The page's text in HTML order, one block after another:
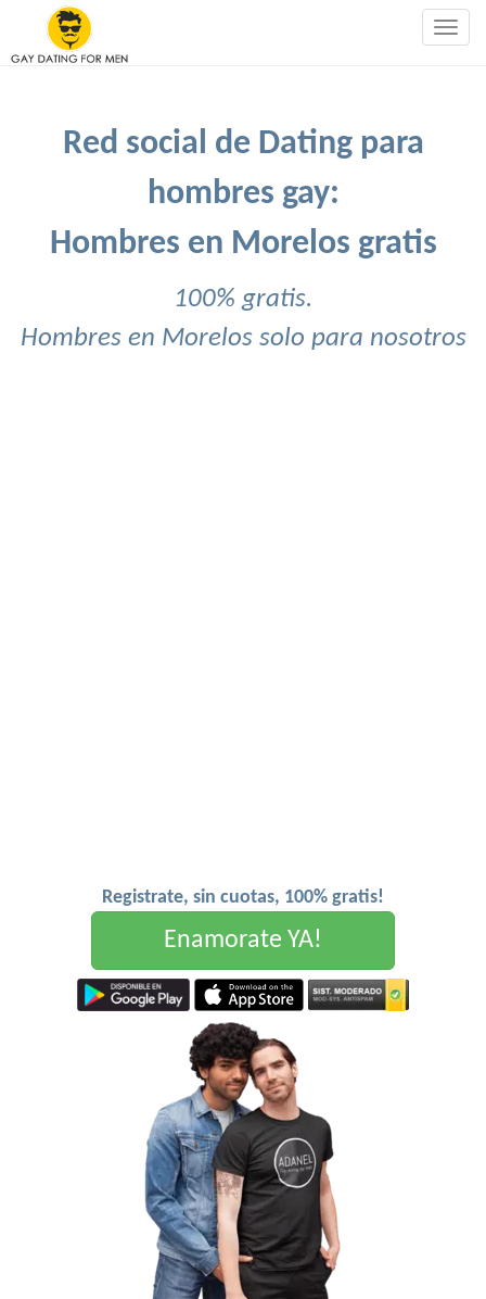
Red social de Dating para
hombres gay:
Hombres en Morelos gratis
100% gratis.
Hombres en Morelos solo para nosotros
Registrate, sin cuotas, 100% gratis!
Enamorate YA!